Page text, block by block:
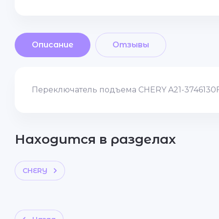
Описание Отзывы
Переключатель подъема CHERY A21-
Находится в разделах
CHERY